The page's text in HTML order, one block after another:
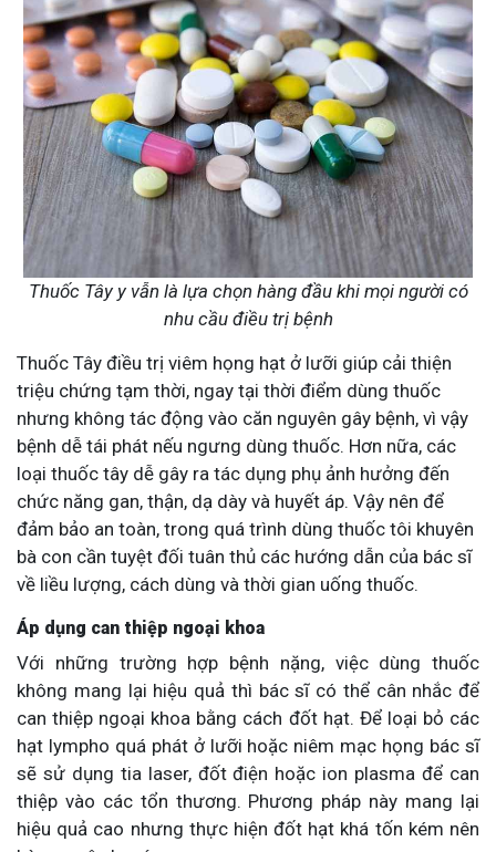
Thuốc Tây y vẫn là lựa chọn hàng đầu khi mọi người có
nhu cầu điều trị bệnh
Thuốc Tây điều trị viêm họng hạt ở lưỡi giúp cải thiện
triệu chứng tạm thời, ngay tại thời điểm dùng thuốc
nhưng không tác động vào căn nguyên gây bệnh, vì vậy
bệnh dễ tái phát nếu ngưng dùng thuốc. Hơn nữa, các
loại thuốc tây dễ gây ra tác dụng phụ ảnh hưởng đến
chức năng gan, thận, dạ dày và huyết áp. Vậy nên để
đảm bảo an toàn, trong quá trình dùng thuốc tôi khuyên
bà con cần tuyệt đối tuân thủ các hướng dẫn của bác sĩ
về liều lượng, cách dùng và thời gian uống thuốc.
Áp dụng can thiệp ngoại khoa
Với những trường hợp bệnh nặng, việc dùng thuốc
không mang lại hiệu quả thì bác sĩ có thể cân nhắc để
can thiệp ngoại khoa bằng cách đốt hạt. Để loại bỏ các
hạt lympho quá phát ở lưỡi hoặc niêm mạc họng bác sĩ
sẽ sử dụng tia laser, đốt điện hoặc ion plasma để can
thiệp vào các tổn thương. Phương pháp này mang lại
hiệu quả cao nhưng thực hiện đốt hạt khá tốn kém nên